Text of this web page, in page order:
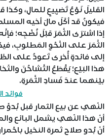
القليلَ نَوْعُ تَضيِيعٍ للمالِ، وكذا
فيكونُ قد أكَلَ مالَ أخيه
إذا اشترَى الثَّمَرَ قبْلَ نُضْجِه؛
الثَّمَرَ على النَّحْوِ المَطلوبِ،
إلى فائدةٍ أُخرى تَعودُ على
هذا البَيْعِ؛ يَقْطَعُ التَّشاحُنَ
بيْنهما عندَ فَسادِ الثَّمَرةِ.
فوائد
النّهي عن بيع الثمار قبل بُدوِّ
أنّ هذا النّهي يشمل البائع
أنّ بُدو صلاح ثمرة النخيل